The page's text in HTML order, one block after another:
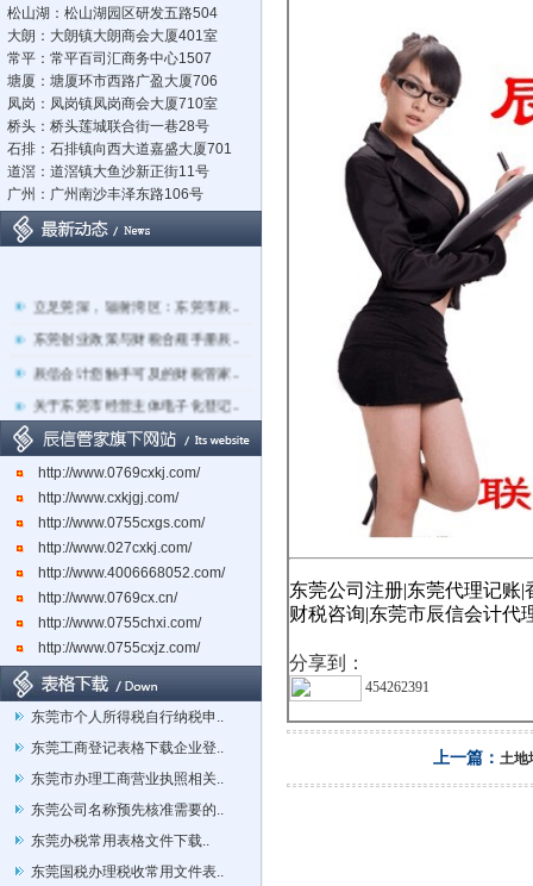
松山湖：松山湖园区研发五路504
大朗：大朗镇大朗商会大厦401室
常平：常平百司汇商务中心1507
塘厦：塘厦环市西路广盈大厦706
凤岗：凤岗镇凤岗商会大厦710室
桥头：桥头莲城联合街一巷28号
石排：石排镇向西大道嘉盛大厦701
道滘：道滘镇大鱼沙新正街11号
广州：广州南沙丰泽东路106号
立足莞深，辐射湾区：东莞市辰..
东莞创业政策与财税合规手册辰..
辰信会计您触手可及的财税管家..
关于东莞市经营主体电子化登记..
东莞辰信会计代理有限公司专业..
东莞市长安镇长盛社区长中路1..
http://www.0769cxkj.com/
http://www.cxkjgj.com/
http://www.0755cxgs.com/
http://www.027cxkj.com/
http://www.4006668052.com/
http://www.0769cx.cn/
http://www.0755chxi.com/
http://www.0755cxjz.com/
东莞市个人所得税自行纳税申..
东莞工商登记表格下载企业登..
东莞市办理工商营业执照相关..
东莞公司名称预先核准需要的..
东莞办税常用表格文件下载..
东莞国税办理税收常用文件表..
东莞公司注册|东莞代理记账|
财税咨询|东莞市辰信会计代
分享到：
454262391
上一篇： 土地